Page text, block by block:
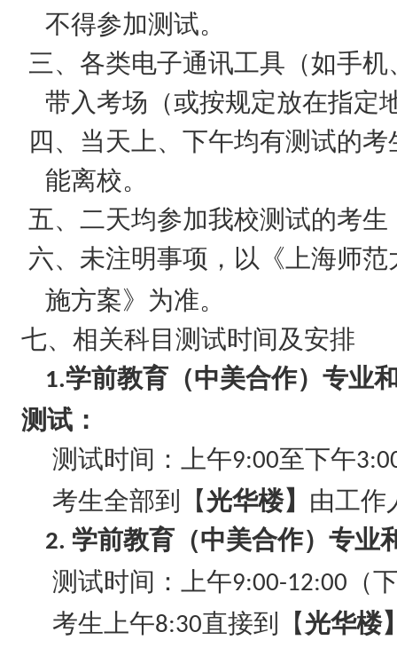
不得参加测试。
三、各类电子通讯工具（如手
带入考场（或按规定放在指定
四、当天上、下午均有测试的
能离校。
五、二天均参加我校测试的考
六、未注明事项，以《上海师
施方案》为准。
七、相关科目测试时间及安排
1.学前教育（中美合作）专业
测试：
测试时间：上午9:00至下午
考生全部到【光华楼】 由工作
2. 学前教育（中美合作）专业
测试时间：上午9:00-12:00 （
考生上午8:30直接到【光华楼